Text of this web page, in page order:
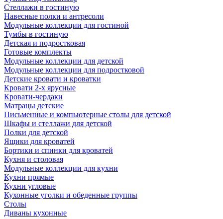
Стеллажи в гостиную
Навесные полки и антресоли
Модульные коллекции для гостиной
Тумбы в гостиную
Детская и подростковая
Готовые комплекты
Модульные коллекции для детской
Модульные коллекции для подростковой
Детские кровати и кроватки
Кровати 2-х ярусные
Кровати-чердаки
Матрацы детские
Письменные и компьютерные столы для детской
Шкафы и стеллажи для детской
Полки для детской
Ящики для кроватей
Бортики и спинки для кроватей
Кухня и столовая
Модульные коллекции для кухни
Кухни прямые
Кухни угловые
Кухонные уголки и обеденные группы
Столы
Диваны кухонные